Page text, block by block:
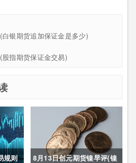
银期货追加保证金是多少)
指期货保证金交易)
规则
8月13日创元期货镍早评(镍